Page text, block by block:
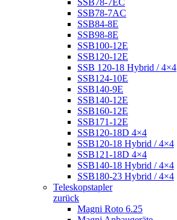
SSB78-7EC
SSB78-7AC
SSB84-8E
SSB98-8E
SSB100-12E
SSB120-12E
SSB 120-18 Hybrid / 4×4
SSB124-10E
SSB140-9E
SSB140-12E
SSB160-12E
SSB171-12E
SSB120-18D 4×4
SSB120-18 Hybrid / 4×4
SSB121-18D 4×4
SSB140-18 Hybrid / 4×4
SSB180-23 Hybrid / 4×4
Teleskopstapler
zurück
Magni Roto 6.25